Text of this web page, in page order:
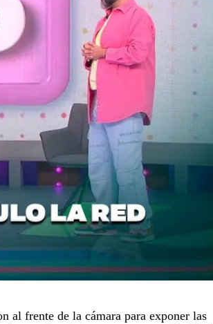
al frente de la cámara para exponer las